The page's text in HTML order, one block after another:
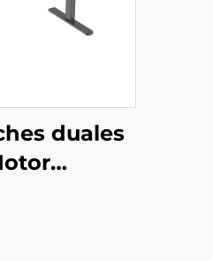
duales